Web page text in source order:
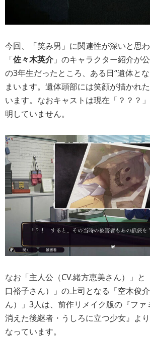
今回、「笑み男」に関連性が深いと思
「佐々木英介 」のキャラクター紹介が
の3年生だったところ、ある日“遺体と
まいます。遺体頭部には笑顔が描かれ
います。なおキャストは現在「？？？
明していません。
なお「主人公（CV.緒方恵美さん）」と
口裕子さん）」の上司となる「空木俊
ん）」3人は、前作リメイク版の『ファ
消えた後継者・うしろに立つ少女』よ
なっています。